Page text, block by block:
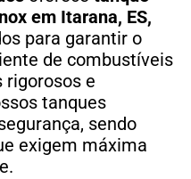
em Itarana, ES,
para garantir o
de combustíveis
rigorosos e
tanques
sendo
exigem máxima